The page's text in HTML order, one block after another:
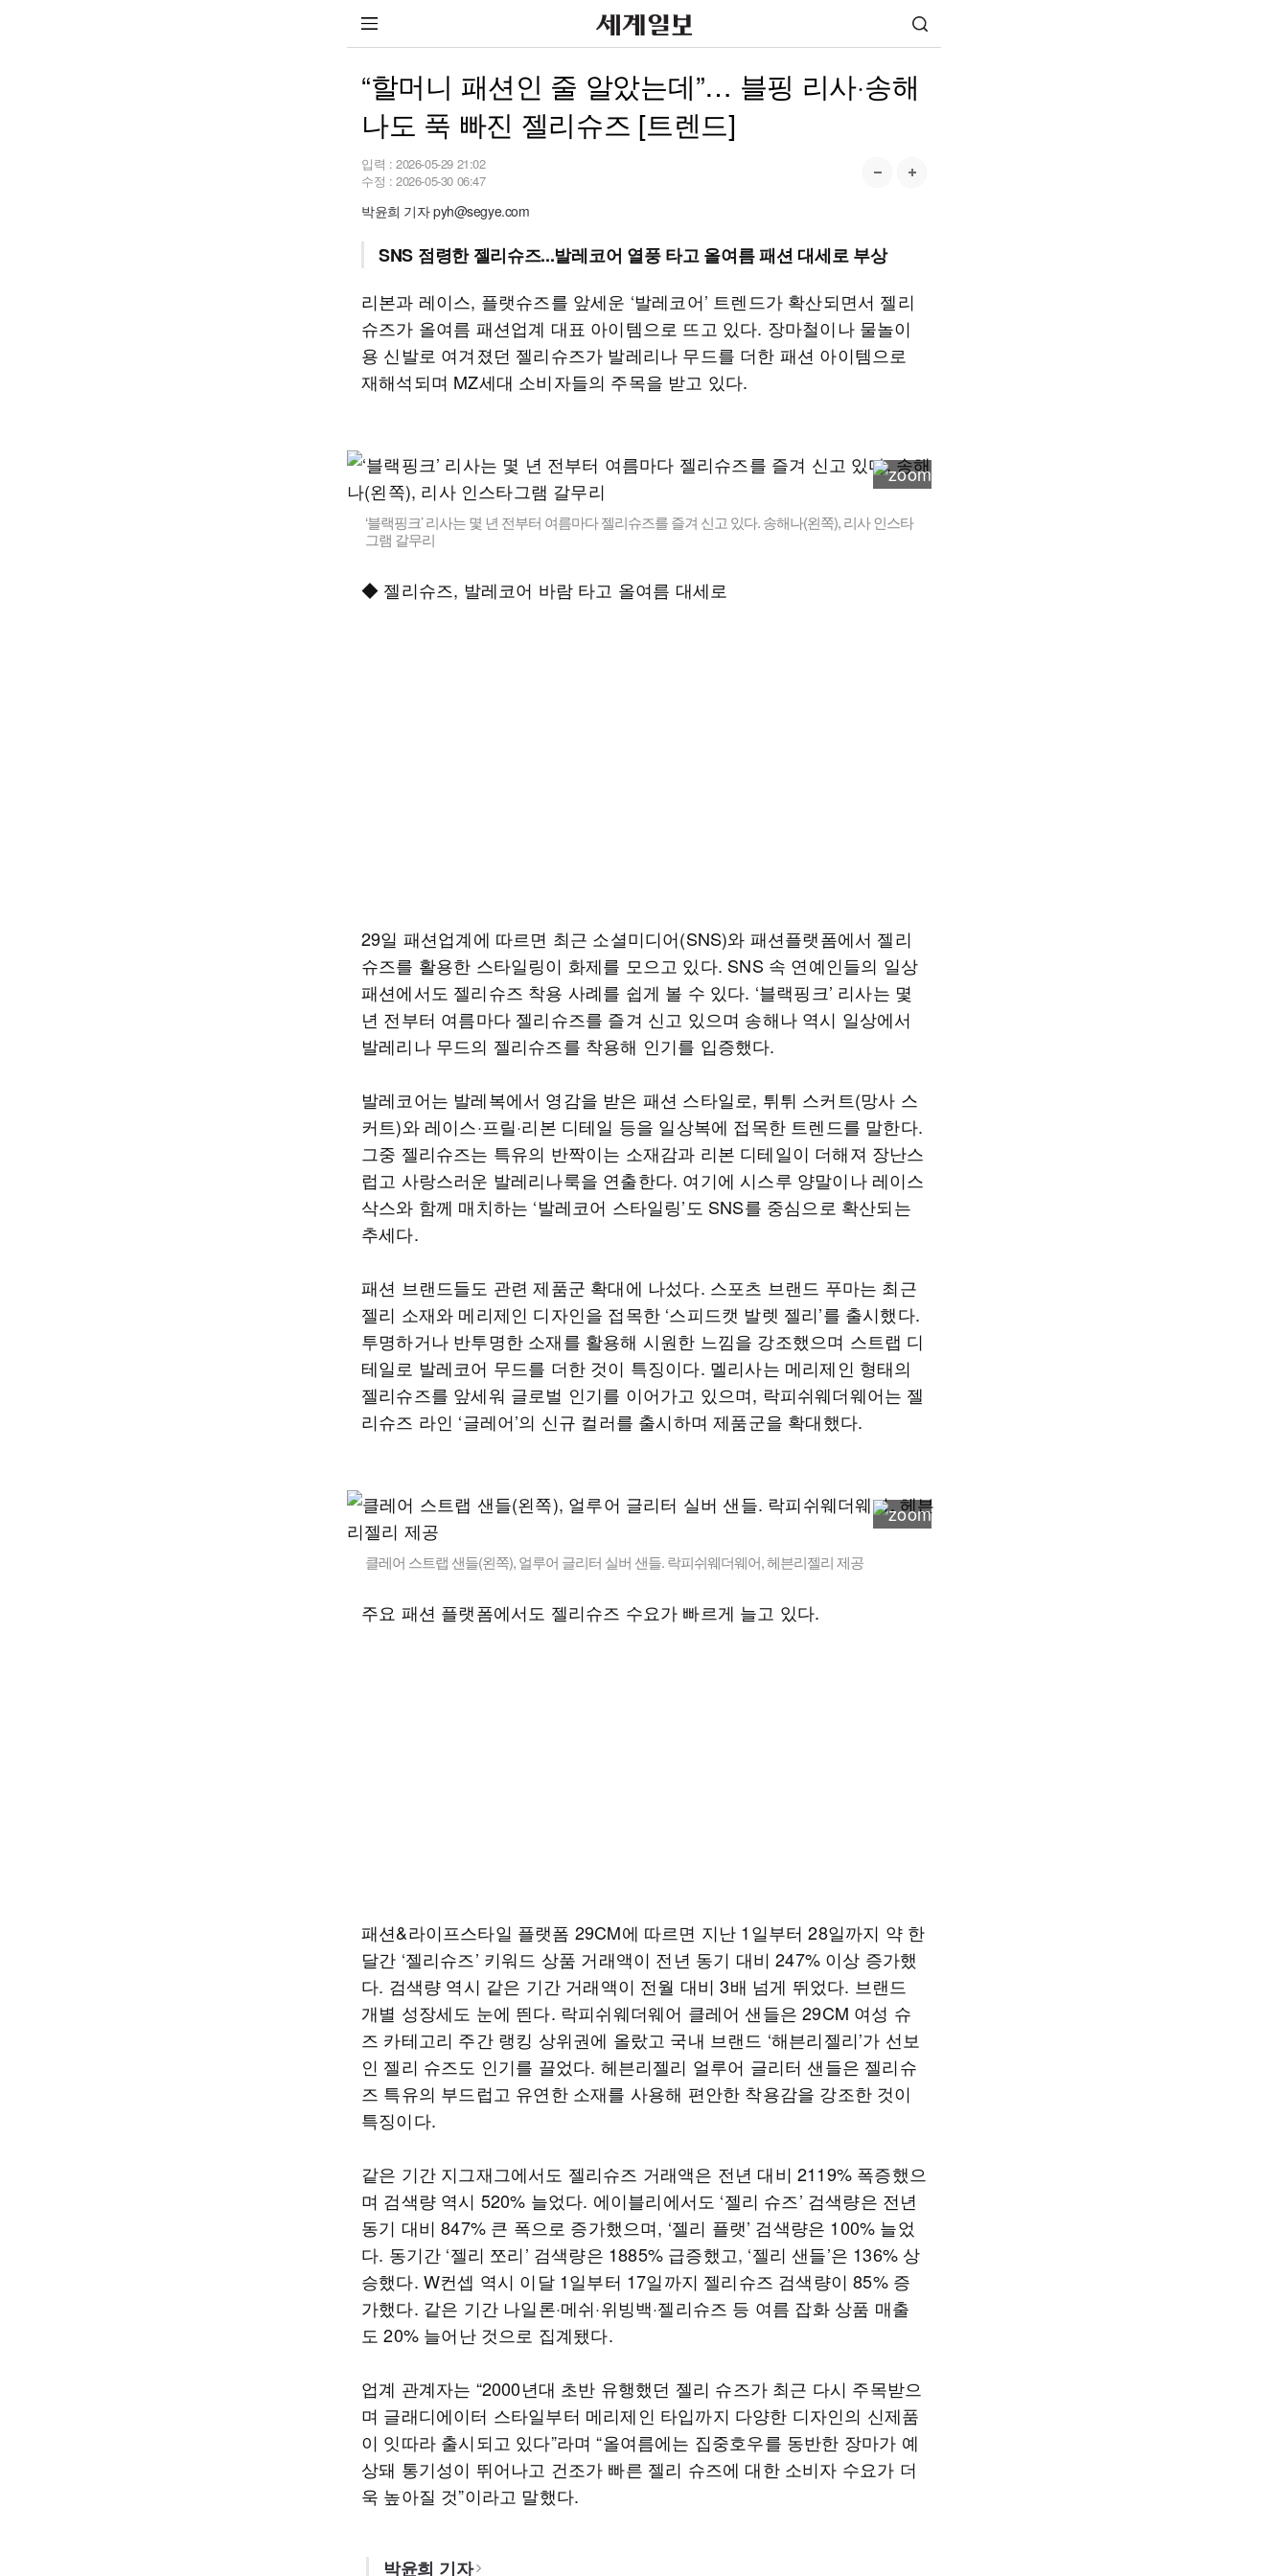
“할머니 패션인 줄 알았는데”… 블핑 리사·송해
나도 푹 빠진 젤리슈즈 [트렌드]
입력 : 2026-05-29 21:02
수정 : 2026-05-30 06:47
박윤희 기자 pyh@segye.com
SNS 점령한 젤리슈즈...발레코어 열풍 타고 올여름 패션 대세로 부상
리본과 레이스, 플랫슈즈를 앞세운 ‘발레코어’ 트렌드가 확산되면서 젤리
슈즈가 올여름 패션업계 대표 아이템으로 뜨고 있다. 장마철이나 물놀이
용 신발로 여겨졌던 젤리슈즈가 발레리나 무드를 더한 패션 아이템으로
재해석되며 MZ세대 소비자들의 주목을 받고 있다.
‘블랙핑크’ 리사는 몇 년 전부터 여름마다 젤리슈즈를 즐겨 신고 있다. 송해나(왼쪽), 리사 인스타
그램 갈무리
◆ 젤리슈즈, 발레코어 바람 타고 올여름 대세로
29일 패션업계에 따르면 최근 소셜미디어(SNS)와 패션플랫폼에서 젤리
슈즈를 활용한 스타일링이 화제를 모으고 있다. SNS 속 연예인들의 일상
패션에서도 젤리슈즈 착용 사례를 쉽게 볼 수 있다. ‘블랙핑크’ 리사는 몇
년 전부터 여름마다 젤리슈즈를 즐겨 신고 있으며 송해나 역시 일상에서
발레리나 무드의 젤리슈즈를 착용해 인기를 입증했다.
발레코어는 발레복에서 영감을 받은 패션 스타일로, 튀튀 스커트(망사 스
커트)와 레이스·프릴·리본 디테일 등을 일상복에 접목한 트렌드를 말한다.
그중 젤리슈즈는 특유의 반짝이는 소재감과 리본 디테일이 더해져 장난스
럽고 사랑스러운 발레리나룩을 연출한다. 여기에 시스루 양말이나 레이스
삭스와 함께 매치하는 ‘발레코어 스타일링’도 SNS를 중심으로 확산되는
추세다.
패션 브랜드들도 관련 제품군 확대에 나섰다. 스포츠 브랜드 푸마는 최근
젤리 소재와 메리제인 디자인을 접목한 ‘스피드캣 발렛 젤리’를 출시했다.
투명하거나 반투명한 소재를 활용해 시원한 느낌을 강조했으며 스트랩 디
테일로 발레코어 무드를 더한 것이 특징이다. 멜리사는 메리제인 형태의
젤리슈즈를 앞세워 글로벌 인기를 이어가고 있으며, 락피쉬웨더웨어는 젤
리슈즈 라인 ‘글레어’의 신규 컬러를 출시하며 제품군을 확대했다.
클레어 스트랩 샌들(왼쪽), 얼루어 글리터 실버 샌들. 락피쉬웨더웨어, 헤븐리젤리 제공
주요 패션 플랫폼에서도 젤리슈즈 수요가 빠르게 늘고 있다.
패션&라이프스타일 플랫폼 29CM에 따르면 지난 1일부터 28일까지 약 한
달간 ‘젤리슈즈’ 키워드 상품 거래액이 전년 동기 대비 247% 이상 증가했
다. 검색량 역시 같은 기간 거래액이 전월 대비 3배 넘게 뛰었다. 브랜드
개별 성장세도 눈에 띈다. 락피쉬웨더웨어 클레어 샌들은 29CM 여성 슈
즈 카테고리 주간 랭킹 상위권에 올랐고 국내 브랜드 ‘해븐리젤리’가 선보
인 젤리 슈즈도 인기를 끌었다. 헤븐리젤리 얼루어 글리터 샌들은 젤리슈
즈 특유의 부드럽고 유연한 소재를 사용해 편안한 착용감을 강조한 것이
특징이다.
같은 기간 지그재그에서도 젤리슈즈 거래액은 전년 대비 2119% 폭증했으
며 검색량 역시 520% 늘었다. 에이블리에서도 ‘젤리 슈즈’ 검색량은 전년
동기 대비 847% 큰 폭으로 증가했으며, ‘젤리 플랫’ 검색량은 100% 늘었
다. 동기간 ‘젤리 쪼리’ 검색량은 1885% 급증했고, ‘젤리 샌들’은 136% 상
승했다. W컨셉 역시 이달 1일부터 17일까지 젤리슈즈 검색량이 85% 증
가했다. 같은 기간 나일론·메쉬·위빙백·젤리슈즈 등 여름 잡화 상품 매출
도 20% 늘어난 것으로 집계됐다.
업계 관계자는 “2000년대 초반 유행했던 젤리 슈즈가 최근 다시 주목받으
며 글래디에이터 스타일부터 메리제인 타입까지 다양한 디자인의 신제품
이 잇따라 출시되고 있다”라며 “올여름에는 집중호우를 동반한 장마가 예
상돼 통기성이 뛰어나고 건조가 빠른 젤리 슈즈에 대한 소비자 수요가 더
욱 높아질 것”이라고 말했다.
박윤희 기자